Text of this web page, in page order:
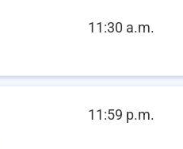
11:30 a.m.
11:59 p.m.